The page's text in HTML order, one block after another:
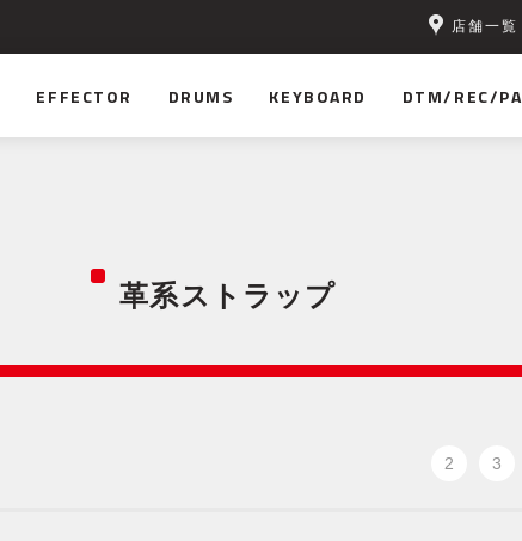
店舗一覧
EFFECTOR DRUMS KEYBOARD DTM/REC/PA
革系ストラップ
2 3